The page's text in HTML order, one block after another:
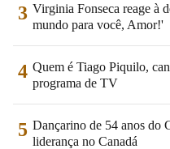
3 Virginia Fonseca reage à
mundo para você, Amor!'
4 Quem é Tiago Piquilo,
programa de TV
5 Dançarino de 54 anos do
liderança no Canadá